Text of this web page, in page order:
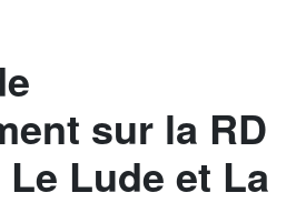
?
sur la RD
Lude et La